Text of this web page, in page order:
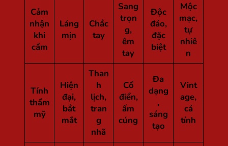
Cảm
nhận
khi
cầm
Láng
mịn
Chắc
tay
Sang
trọn
g,
êm
tay
Độc
đáo,
đặc
biệt
Mộc
mạc,
tự
nhiê
n
Tính
thẩm
mỹ
Hiện
đại,
bắt
mắt
Than
h
lịch,
tran
g
nhã
Cổ
điển,
ấm
cúng
Đa
dạng
,
sáng
tạo
Vint
age,
cá
tính